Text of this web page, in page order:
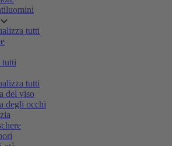
tutti
tutti
tutti
del viso
degli occhi